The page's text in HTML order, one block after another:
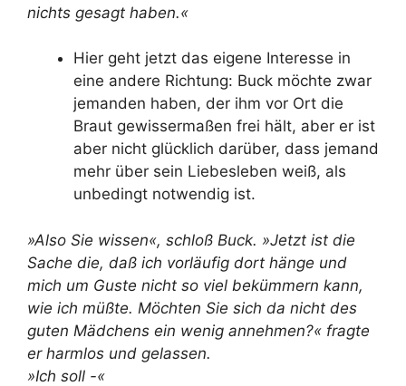
nichts gesagt haben.«
Hier geht jetzt das eigene Interesse in
eine andere Richtung: Buck möchte zwar
jemanden haben, der ihm vor Ort die
Braut gewissermaßen frei hält, aber er ist
aber nicht glücklich darüber, dass jemand
mehr über sein Liebesleben weiß, als
unbedingt notwendig ist.
»Also Sie wissen«, schloß Buck. »Jetzt ist die
Sache die, daß ich vorläufig dort hänge und
mich um Guste nicht so viel bekümmern kann,
wie ich müßte. Möchten Sie sich da nicht des
guten Mädchens ein wenig annehmen?« fragte
er harmlos und gelassen.
»Ich soll -«